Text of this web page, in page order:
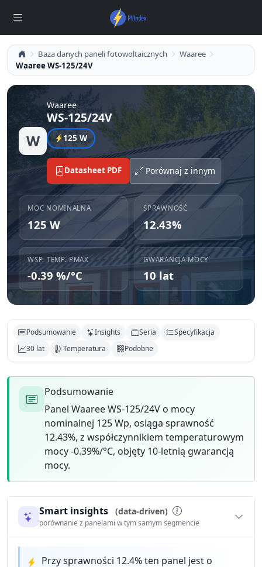
Baza danych paneli fotowoltaicznych
Waaree
Waaree WS-125/24V
W
Waaree
WS-125/24V
125 W
Datasheet PDF Porównaj z innym
MOC NOMINALNA
125 W
SPRAWNOŚĆ
12.43%
WSP. TEMP. PMAX
-0.39 %/°C
GWARANCJA MOCY
10 lat
Podsumowanie Insights Seria
Specyfikacja
30 lat
Temperatura Podobne
Podsumowanie
Panel Waaree WS-125/24V o mocy
nominalnej 125 Wp, osiąga sprawność
12.43%, z współczynnikiem temperaturowym
mocy -0.39%/°C, objęty 10-letnią gwarancją
mocy.
Smart insights (data-driven)
porównanie z panelami w tym samym segmencie
Przy sprawności 12.4% ten panel jest o